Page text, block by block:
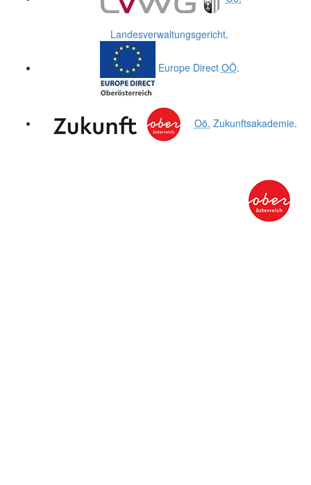
Landesverwaltungsgericht.
Europe Direct OÖ.
Oö. Zukunftsakademie.